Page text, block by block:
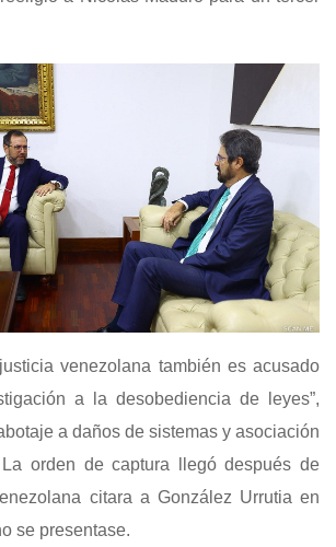
venezolana también es acusado
a la desobediencia de leyes”,
a daños de sistemas y asociación
La orden de captura llegó después de
citara a González Urrutia en
se presentase.